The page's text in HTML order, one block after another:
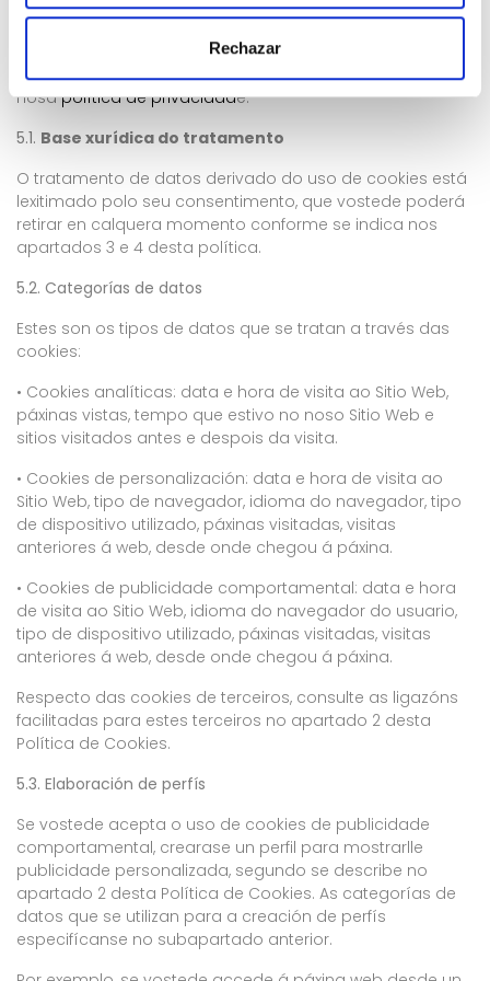
Rechazar
uso de cookies que non se cubriron no resto desta
tratamento dos seus datos (incluída a información
sobre o exercicio dos seus dereitos), consulte a
nosapolítica de privacidade.
5.1. Base xurídica do tratamento
O tratamento de datos derivado do uso de cookies está
lexitimado polo seu consentimento, que vostede poderá
retirar en calquera momento conforme se indica nos
apartados 3 e 4 desta política.
5.2. Categorías de datos
Estes son os tipos de datos que se tratan a través das
cookies:
• Cookies analíticas: data e hora de visita ao Sitio Web,
páxinas vistas, tempo que estivo no noso Sitio Web e
sitios visitados antes e despois da visita.
• Cookies de personalización: data e hora de visita ao
Sitio Web, tipo de navegador, idioma do navegador, tipo
de dispositivo utilizado, páxinas visitadas, visitas
anteriores á web, desde onde chegou á páxina.
• Cookies de publicidade comportamental: data e hora
de visita ao Sitio Web, idioma do navegador do usuario,
tipo de dispositivo utilizado, páxinas visitadas, visitas
anteriores á web, desde onde chegou á páxina.
Respecto das cookies de terceiros, consulte as ligazóns
facilitadas para estes terceiros no apartado 2 desta
Política de Cookies.
5.3. Elaboración de perfís
Se vostede acepta o uso de cookies de publicidade
comportamental, crearase un perfil para mostrarlle
publicidade personalizada, segundo se describe no
apartado 2 desta Política de Cookies. As categorías de
datos que se utilizan para a creación de perfís
especifícanse no subapartado anterior.